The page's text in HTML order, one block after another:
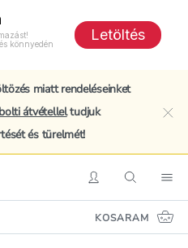
könnyedén
Letöltés
miatt rendeléseinket
átvételleltudjuk
és türelmét!
BelépésKeresés
KOSARAM